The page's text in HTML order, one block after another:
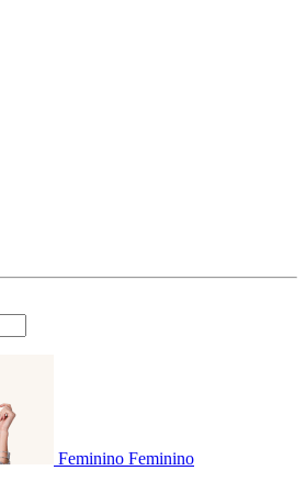
Feminino Feminino